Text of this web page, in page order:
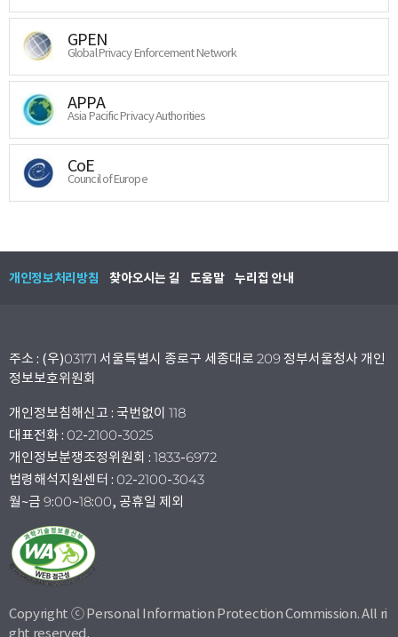
GPEN
Global Privacy Enforcement Network
APPA
Asia Pacific Privacy Authorities
CoE
Council of Europe
개인정보처리방침 찾아오시는 길 도움말 누리집 안내
주소 : (우)03171 서울특별시 종로구 세종대로 209 정부서울청사 개인
정보보호위원회
개인정보침해신고 : 국번없이 118
대표전화 : 02-2100-3025
개인정보분쟁조정위원회 : 1833-6972
법령해석지원센터 : 02-2100-3043
월~금 9:00~18:00, 공휴일 제외
Copyright ⓒ Personal Information Protection Commission. All ri
ght reserved.